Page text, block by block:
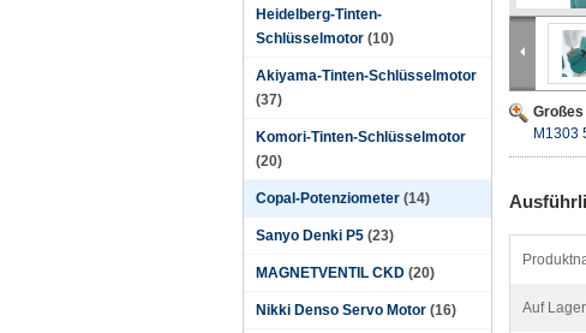
Heidelberg-Tinten-
Schlüsselmotor (10)
Akiyama-Tinten-Schlüsselmotor
(37)
Komori-Tinten-Schlüsselmotor
(20)
Copal-Potenziometer (14)
Sanyo Denki P5 (23)
MAGNETVENTIL CKD (20)
Nikki Denso Servo Motor (16)
M1303
Auf